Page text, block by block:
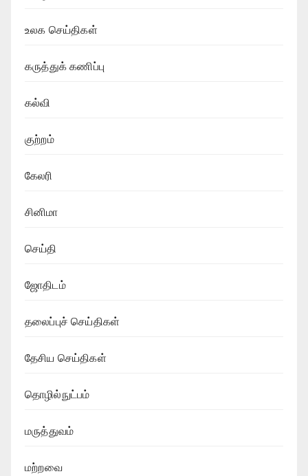
உலக செய்திகள்
கருத்துக் கணிப்பு
கல்வி
குற்றம்
கேலரி
சினிமா
செய்தி
ஜோதிடம்
தலைப்புச் செய்திகள்
தேசிய செய்திகள்
தொழில்நுட்பம்
மருத்துவம்
மற்றவை